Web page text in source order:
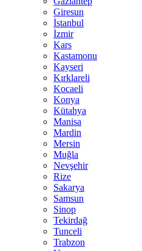
Giresun
İstanbul
İzmir
Kars
Kastamonu
Kayseri
Kırklareli
Kocaeli
Konya
Kütahya
Manisa
Mardin
Mersin
Muğla
Nevşehir
Rize
Sakarya
Samsun
Sinop
Tekirdağ
Tunceli
Trabzon